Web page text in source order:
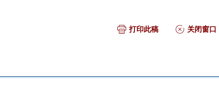
打印此稿 关闭窗口